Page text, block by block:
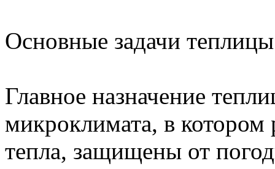
Основные задачи теплицы
Главное назначение
микроклимата, в
тепла, защищены от